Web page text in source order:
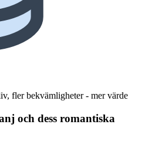
fler bekvämligheter - mer värde
och dess romantiska